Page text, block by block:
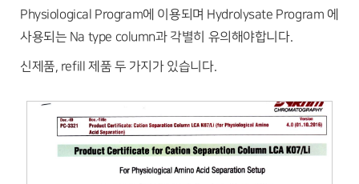
Physiological Program에 이용되며 Hydrolysate Program 에
사용되는 Na type column과 각별히 유의해야합니다.
신제품, refill 제품 두 가지가 있습니다.